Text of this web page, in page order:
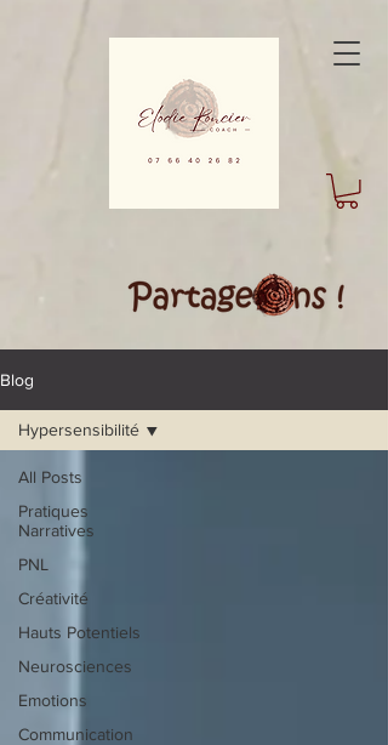
Blog
All Posts
Pratiques
Narratives
PNL
Créativité
Hauts Potentiels
Neurosciences
Emotions
Communication
Hypersensibilité